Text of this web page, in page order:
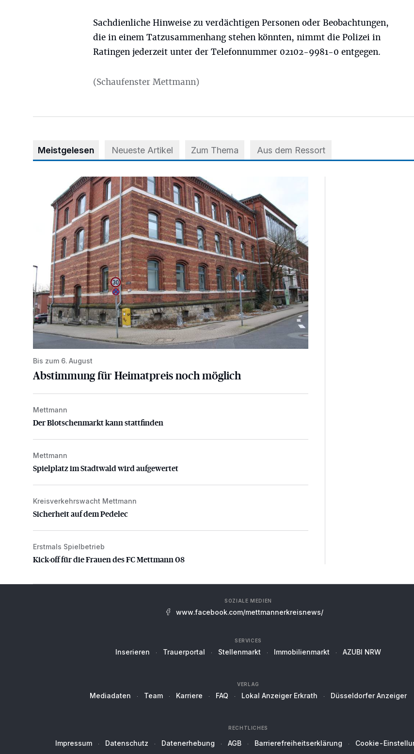
Sachdienliche Hinweise zu verdächtigen Personen oder Beobachtungen,
die in einem Tatzusammenhang stehen könnten, nimmt die Polizei in
Ratingen jederzeit unter der Telefonnummer 02102-9981-0 entgegen.
(Schaufenster Mettmann)
Meistgelesen Neueste Artikel Zum Thema Aus dem Ressort
Abstimmung für Heimatpreis noch möglich
Bis zum 6. August
Abstimmung für Heimatpreis noch möglich
Der Blotschenmarkt kann stattfinden
Mettmann
Der Blotschenmarkt kann stattfinden
Spielplatz im Stadtwald wird aufgewertet
Mettmann
Spielplatz im Stadtwald wird aufgewertet
Sicherheit auf dem Pedelec
Kreisverkehrswacht Mettmann
Sicherheit auf dem Pedelec
Kick-off für die Frauen des FC Mettmann 08
Erstmals Spielbetrieb
Kick-off für die Frauen des FC Mettmann 08
SOZIALE MEDIEN
www.facebook.com/mettmannerkreisnews/
SERVICES
Inserieren Trauerportal Stellenmarkt Immobilienmarkt AZUBI NRW
VERLAG
Mediadaten Team Karriere FAQ Lokal Anzeiger Erkrath Düsseldorfer Anzeiger
RECHTLICHES
Impressum Datenschutz Datenerhebung AGB Barrierefreiheitserklärung Cookie-